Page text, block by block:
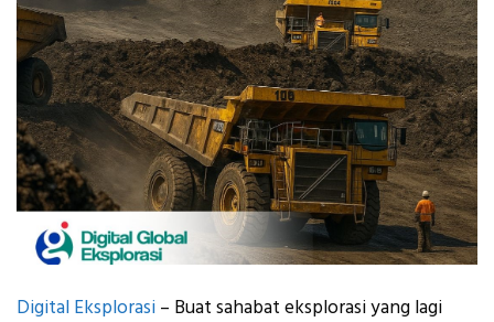
Digital Eksplorasi – Buat sahabat eksplorasi yang lagi